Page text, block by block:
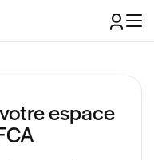
espace